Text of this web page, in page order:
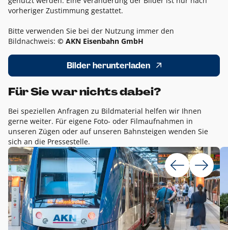
vorheriger Zustimmung gestattet.
Bitte verwenden Sie bei der Nutzung immer den
Bildnachweis: © AKN Eisenbahn GmbH
Bilder herunterladen
Für Sie war nichts dabei?
Bei speziellen Anfragen zu Bildmaterial helfen wir Ihnen
gerne weiter. Für eigene Foto- oder Filmaufnahmen in
unseren Zügen oder auf unseren Bahnsteigen wenden Sie
sich an die Pressestelle.